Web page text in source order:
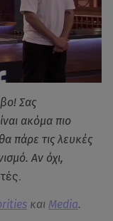
Σας
ακόμα πιο
πάρε τις λευκές
Αν όχι,
και Media.